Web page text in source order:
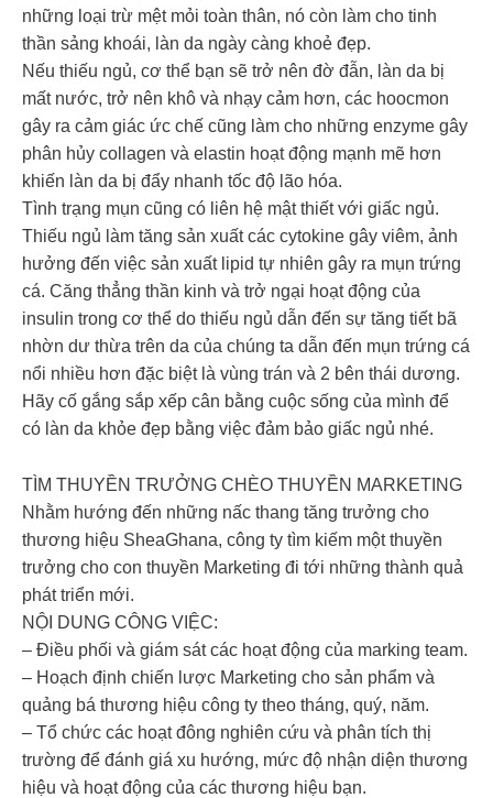
những loại trừ mệt mỏi toàn thân, nó còn làm cho tinh
thần sảng khoái, làn da ngày càng khoẻ đẹp.
Nếu thiếu ngủ, cơ thể bạn sẽ trở nên đờ đẫn, làn da bị
mất nước, trở nên khô và nhạy cảm hơn, các hoocmon
gây ra cảm giác ức chế cũng làm cho những enzyme gây
phân hủy collagen và elastin hoạt động mạnh mẽ hơn
khiến làn da bị đẩy nhanh tốc độ lão hóa.
Tình trạng mụn cũng có liên hệ mật thiết với giấc ngủ.
Thiếu ngủ làm tăng sản xuất các cytokine gây viêm, ảnh
hưởng đến việc sản xuất lipid tự nhiên gây ra mụn trứng
cá. Căng thẳng thần kinh và trở ngại hoạt động của
insulin trong cơ thể do thiếu ngủ dẫn đến sự tăng tiết bã
nhờn dư thừa trên da của chúng ta dẫn đến mụn trứng cá
nổi nhiều hơn đặc biệt là vùng trán và 2 bên thái dương.
Hãy cố gắng sắp xếp cân bằng cuộc sống của mình để
có làn da khỏe đẹp bằng việc đảm bảo giấc ngủ nhé.
TÌM THUYỀN TRƯỞNG CHÈO THUYỀN MARKETING
Nhằm hướng đến những nấc thang tăng trưởng cho
thương hiệu SheaGhana, công ty tìm kiếm một thuyền
trưởng cho con thuyền Marketing đi tới những thành quả
phát triển mới.
NỘI DUNG CÔNG VIỆC:
– Điều phối và giám sát các hoạt động của marking team.
– Hoạch định chiến lược Marketing cho sản phẩm và
quảng bá thương hiệu công ty theo tháng, quý, năm.
– Tổ chức các hoạt đông nghiên cứu và phân tích thị
trường để đánh giá xu hướng, mức độ nhận diện thương
hiệu và hoạt động của các thương hiệu bạn.